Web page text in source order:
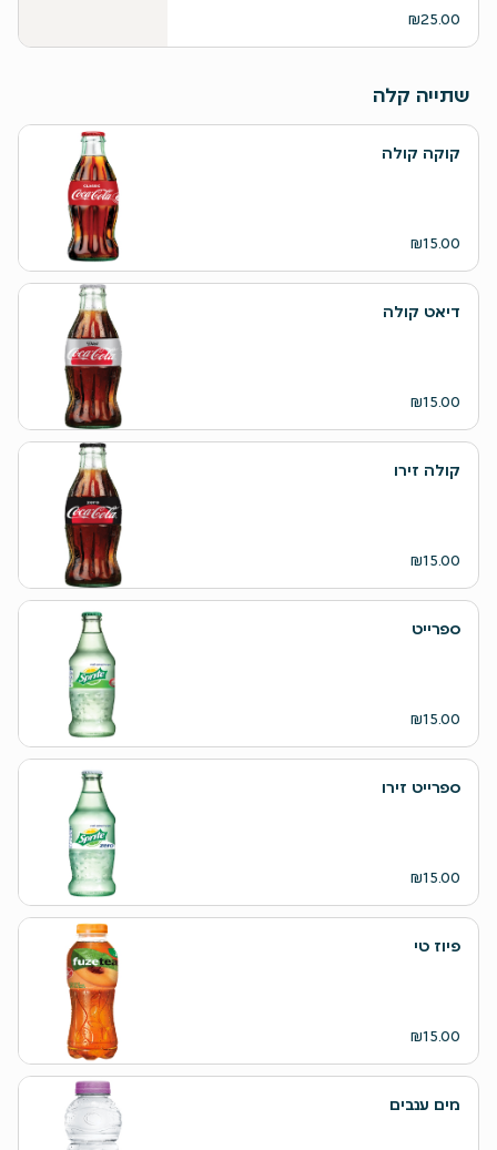
₪25.00
שתייה קלה
קוקה קולה
₪15.00
דיאט קולה
₪15.00
קולה זירו
₪15.00
ספרייט
₪15.00
ספרייט זירו
₪15.00
פיוז טי
₪15.00
מים ענבים